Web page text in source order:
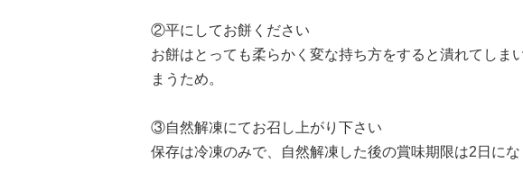
②平にしてお餅ください
お餅はとっても柔らかく変な持ち方をすると潰れてしま
まうため。
③自然解凍にてお召し上がり下さい
保存は冷凍のみで、自然解凍した後の賞味期限は2日にな